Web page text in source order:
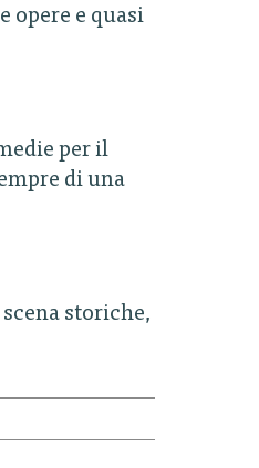
opere e quasi
per il
di una
storiche,